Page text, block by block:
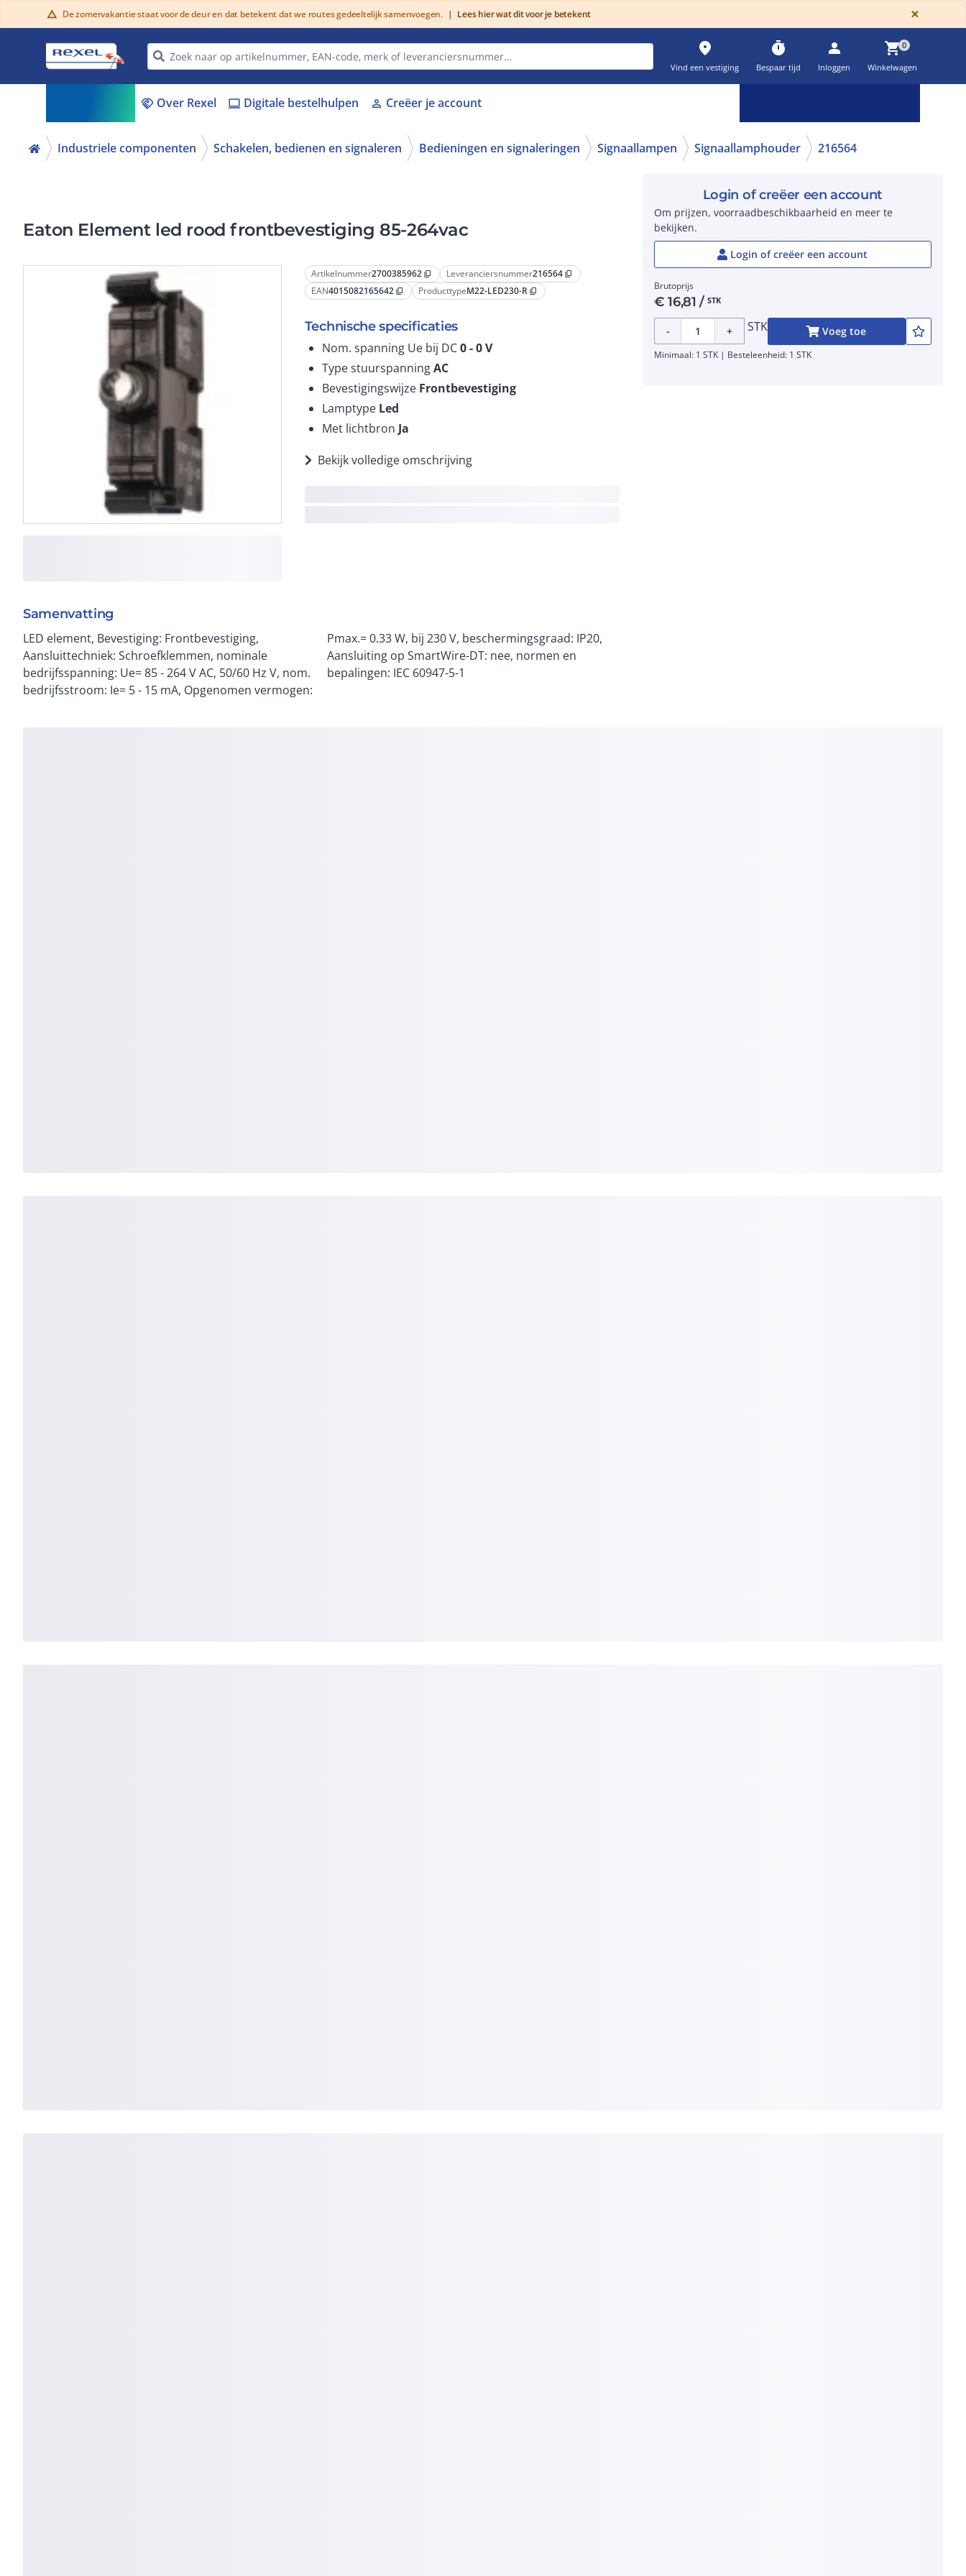
warning De zomervakantie staat voor de deur en dat betekent dat we routes gedeeltelijk samenvoegen. | Lees hier wat dit voor je betekent ×
place
Vind een vestiging
timer
Bespaar tijd
person
Inloggen
shopping_cart0
Winkelwagen
handshake Over Rexel laptop Digitale bestelhulpen person Creëer je account
Industriele componenten Schakelen, bedienen en signaleren Bedieningen en signaleringen Signaallampen Signaallamphouder 216564
Eaton Element led rood frontbevestiging 85-264vac
Artikelnummer2700385962 content_copy Leveranciersnummer216564 content_copy
EAN4015082165642 content_copy ProducttypeM22-LED230-R content_copy
Technische specificaties
Nom. spanning Ue bij DC0 - 0V
Type stuurspanningAC
Bevestigingswijze Frontbevestiging
Lamptype Led
Met lichtbron Ja
Bekijk volledige omschrijving
Samenvatting
LED element, Bevestiging: Frontbevestiging,
Aansluittechniek: Schroefklemmen, nominale
bedrijfsspanning: Ue= 85 - 264 V AC, 50/60 Hz V, nom.
bedrijfsstroom: Ie= 5 - 15 mA, Opgenomen vermogen:
Pmax.= 0.33 W, bij 230 V, beschermingsgraad: IP20,
Aansluiting op SmartWire-DT: nee, normen en
bepalingen: IEC 60947-5-1
Login of creëer een account
Om prijzen, voorraadbeschikbaarheid en meer te
bekijken.
Login of creëer een account
Brutoprijs
€16,81 / STK
- + STK Voeg toe
Minimaal: 1 STK | Besteleenheid: 1 STK